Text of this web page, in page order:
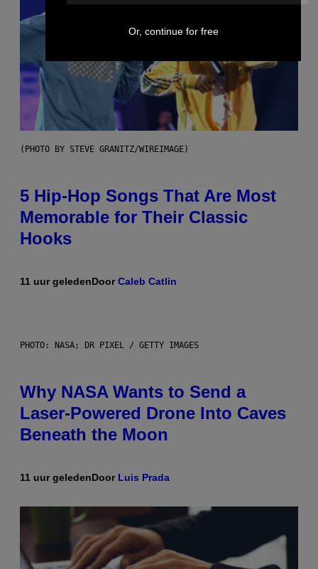
(PHOTO BY STEVE GRANITZ/WIREIMAGE)
5 Hip-Hop Songs That Are Most
Memorable for Their Classic
Hooks
11 uur geledenDoorCaleb Catlin
PHOTO: NASA; DR PIXEL / GETTY IMAGES
Why NASA Wants to Send a
Laser-Powered Drone Into Caves
Beneath the Moon
11 uur geledenDoor Luis Prada
Or, continue for free